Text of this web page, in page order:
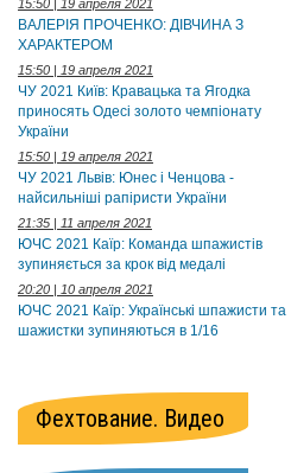
15:50 | 19 апреля 2021
ВАЛЕРІЯ ПРОЧЕНКО: ДІВЧИНА З
ХАРАКТЕРОМ
15:50 | 19 апреля 2021
ЧУ 2021 Київ: Кравацька та Ягодка
приносять Одесі золото чемпіонату
України
15:50 | 19 апреля 2021
ЧУ 2021 Львів: Юнес і Ченцова -
найсильніші рапіристи України
21:35 | 11 апреля 2021
ЮЧС 2021 Каїр: Команда шпажистів
зупиняється за крок від медалі
20:20 | 10 апреля 2021
ЮЧС 2021 Каїр: Українські шпажисти та
шажистки зупиняються в 1/16
Фехтование. Видео